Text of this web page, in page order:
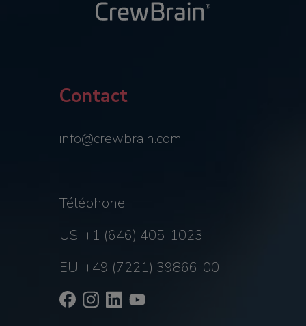
Contact
info@crewbrain.com
Téléphone
US: +1 (646) 405-1023
EU: +49 (7221) 39866-00